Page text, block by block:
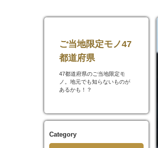
ご当地限定モノ47
都道府県
47都道府県のご当地限定モ
ノ。地元でも知らないものが
あるかも！？
Category